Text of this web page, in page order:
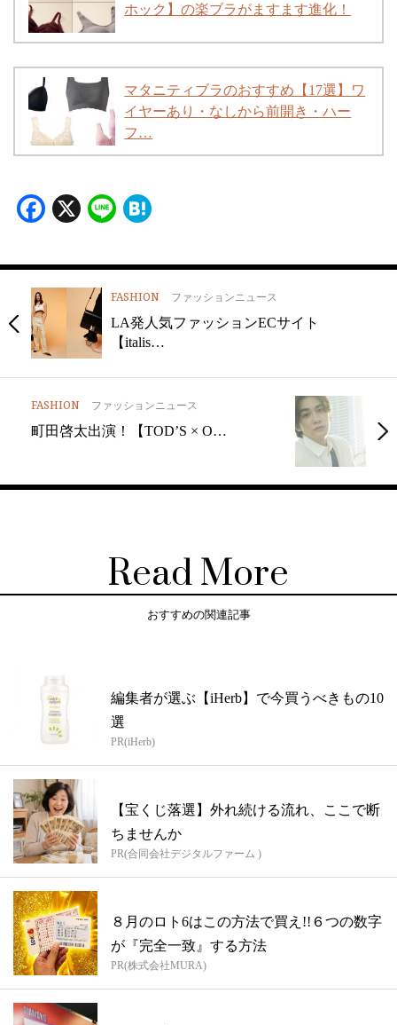
ホック】の楽ブラがますます進化！
マタニティブラのおすすめ【17選】ワ
イヤーあり・なしから前開き・ハー
フ…
Facebook
X Line
FASHION ファッションニュース
LA発人気ファッションECサイト
【italis…
FASHION ファッションニュース
町田啓太出演！【TOD’S × O…
Read More
おすすめの関連記事
編集者が選ぶ【iHerb】で今買うべきもの10
選
PR(iHerb)
【宝くじ落選】外れ続ける流れ、ここで断
ちませんか
PR(合同会社デジタルファーム )
８月のロト6はこの方法で買え!!６つの数字
が『完全一致』する方法
PR(株式会社MURA)